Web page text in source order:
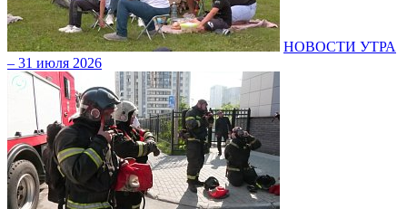
НОВОСТИ УТРА
– 31 июля 2026